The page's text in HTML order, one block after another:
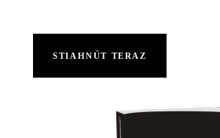
STIAHNÚT TERAZ